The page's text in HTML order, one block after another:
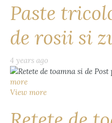
Paste
de rosii si
4 years ago
more
View more